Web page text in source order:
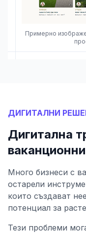
Примерно
ДИГИТАЛНИ
Дигитална
Много бизнеси с
остарели
които създават
потенциал за
Тези проблеми